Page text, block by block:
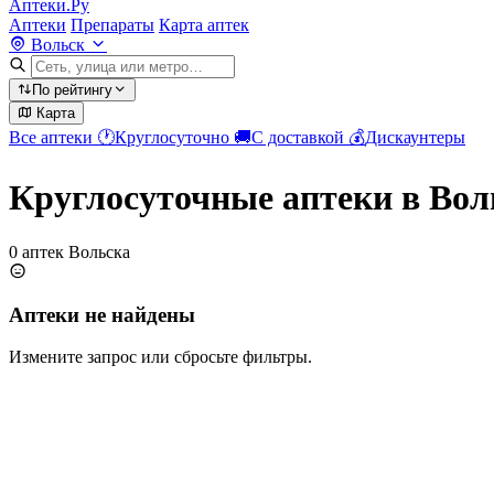
Аптеки.Ру
Аптеки Препараты Карта аптек
Вольск
По рейтингу
Карта
Все аптеки 🕐Круглосуточно 🚚С доставкой 💰Дискаунтеры
Круглосуточные аптеки в
0 аптек Вольска
Аптеки не найдены
Измените запрос или сбросьте фильтры.